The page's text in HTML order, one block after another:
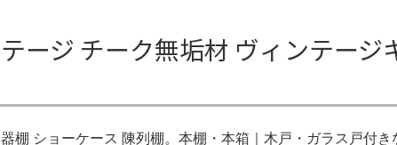
ジ チーク無垢材 ヴィンテージ
棚 ショーケース 陳列棚。本棚・本箱｜木戸・ガラス戸付